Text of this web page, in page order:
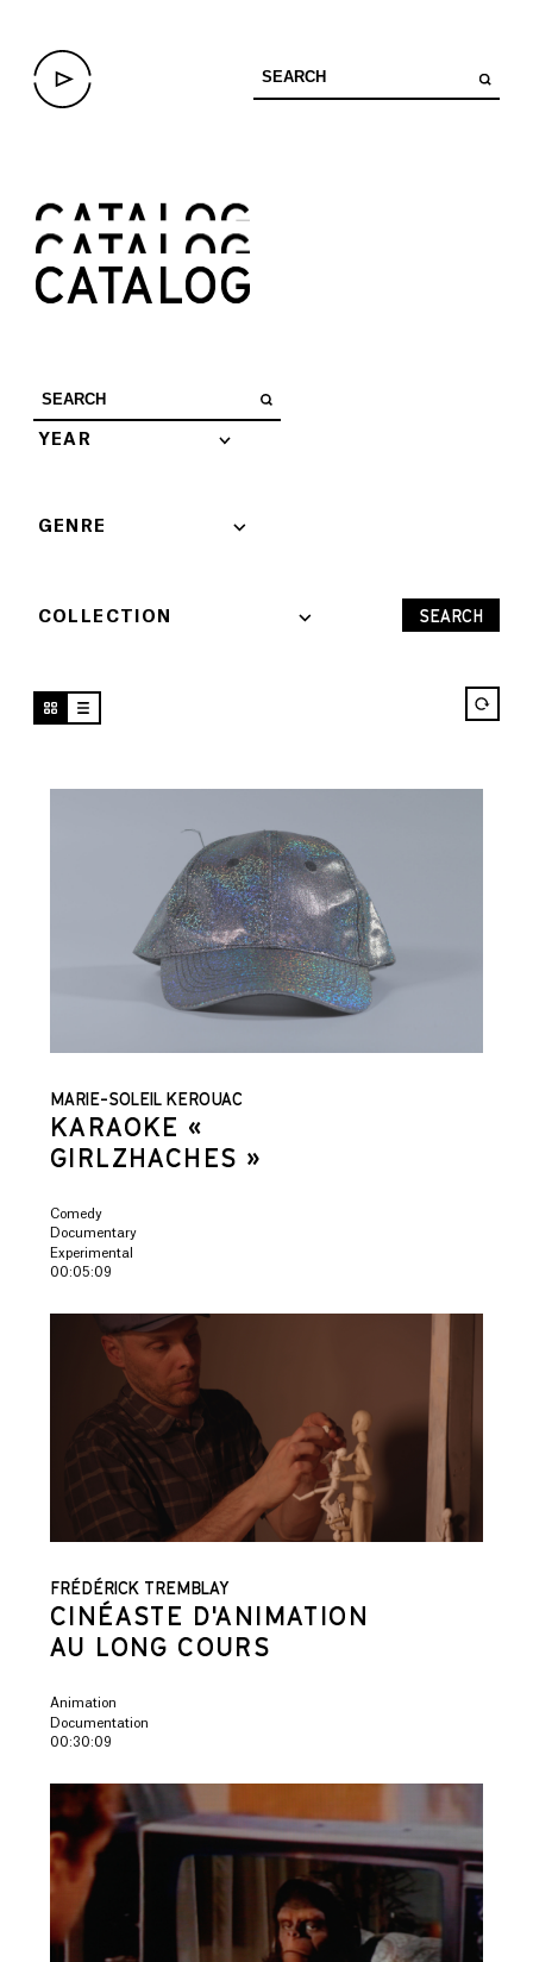
CATALOG
CATALOG
CATALOG
YEAR
GENRE
COLLECTION
MARIE-SOLEIL KEROUAC
KARAOKE «
GIRLZHACHES »
Comedy
Documentary
Experimental
00:05:09
FRÉDÉRICK TREMBLAY
CINÉASTE D'ANIMATION
AU LONG COURS
Animation
Documentation
00:30:09